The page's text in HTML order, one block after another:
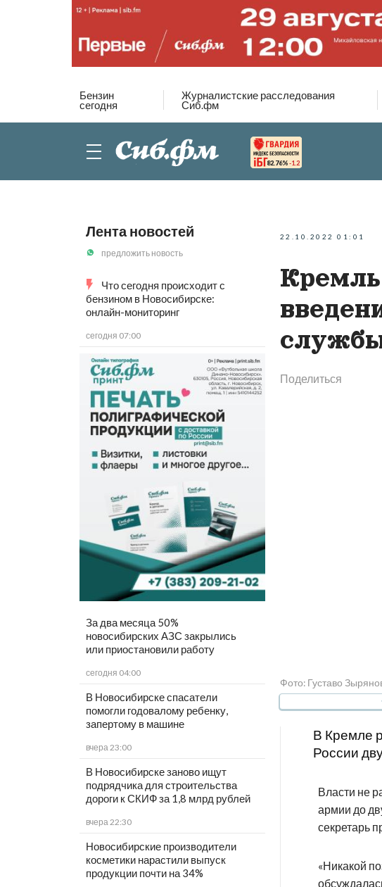
Бензин
сегодня
Журналистские расследования
Сиб.фм
82.76% -1.2
Лента новостей
предложить новость
Что сегодня происходит с
бензином в Новосибирске:
онлайн-мониторинг
сегодня 07:00
За два месяца 50%
новосибирских АЗС закрылись
или приостановили работу
сегодня 04:00
В Новосибирске спасатели
помогли годовалому ребенку,
запертому в машине
вчера 23:00
В Новосибирске заново ищут
подрядчика для строительства
дороги к СКИФ за 1,8 млрд рублей
вчера 22:30
Новосибирские производители
косметики нарастили выпуск
продукции почти на 34%
22.10.2022 01:01
Поделиться
Фото: Густаво
В Кремле
России
Власти не
армии до
секретарь
«Никакой